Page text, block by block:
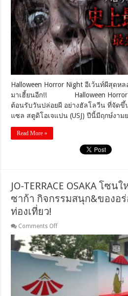
นท์
ผี
สุด
หลอน
ของ
สวน
สนุกUSJ
ปี
นี้
มา
อีก!
Halloween Horror Night อีเว้นท์ผีสุดห
มาเฮี้ยนอีก!! Halloween Horror
ต้อนรับวันปล่อยผี อย่างฮัลโลวีน ที่จัดขึ้
แซล สตูดิโอเจแปน (USJ) ปีนี้มีฤกษ์งาม
Read More »
JO-TERRACE OSAKA โซ
ซาก้า กิจกรรมสนุก&ของอ
ท่องเที่ยว!
Comments Offon
TERRACE
OSAKA
โซน
ใหม่
ปราสาท
โอ